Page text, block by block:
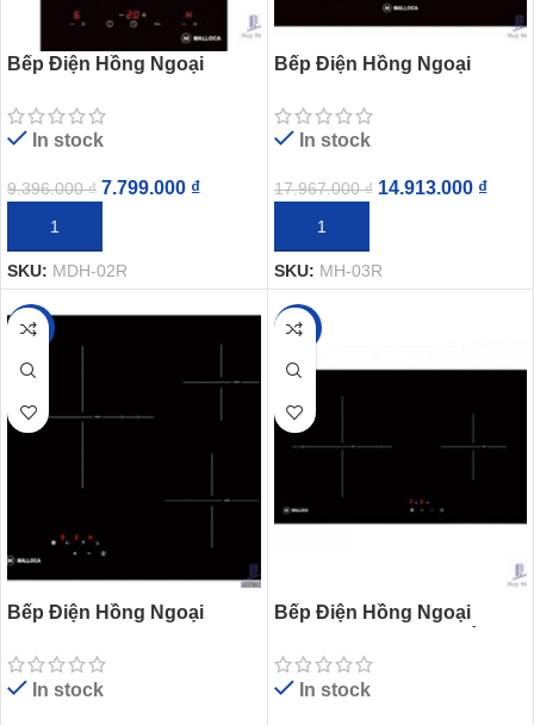
Bếp Điện Hồng Ngoại
2 Bếp Domino
In stock
9.396.000₫ 7.799.000 ₫
THÊM VÀO GIỎ HÀNG
SKU: MDH-02R
Bếp Điện Hồng Ngoại
Nấu
In stock
17.967.000₫ 14.913.000 ₫
THÊM VÀO GIỎ HÀNG
SKU: MH-03R
-17%
Bếp Điện Hồng Ngoại
Nấu
In stock
-17%
Bếp Điện Hồng Ngoại
Vùng Nấu
In stock